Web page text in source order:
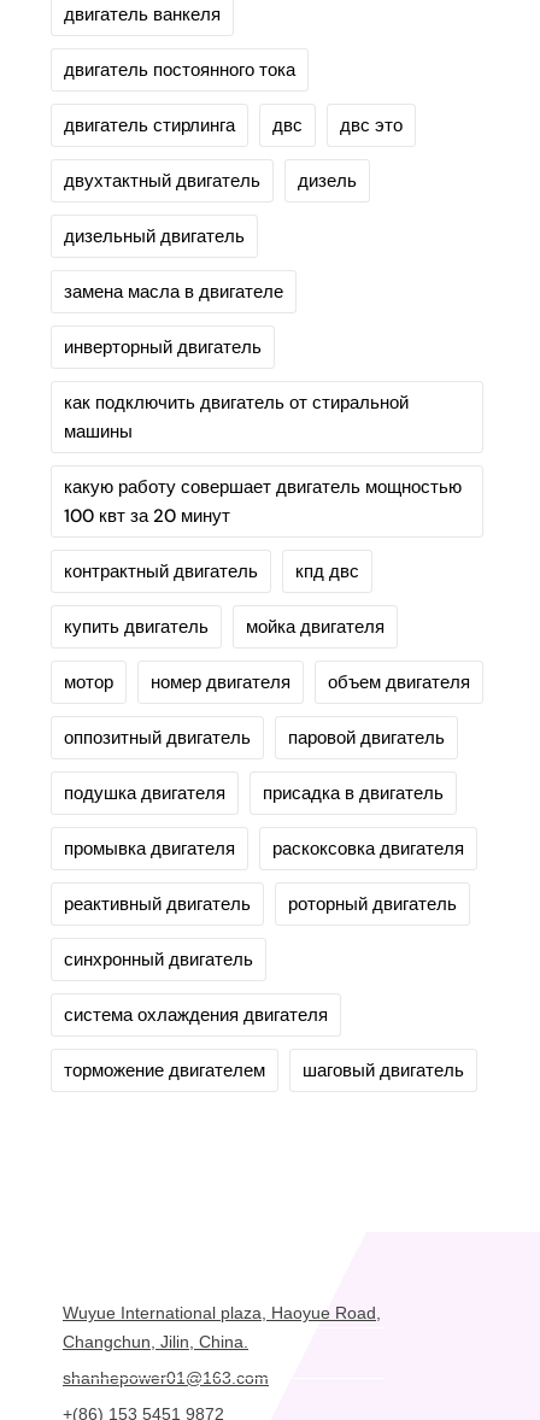
двигатель ванкеля
двигатель постоянного тока
двигатель стирлинга двс двс это
двухтактный двигатель дизель
дизельный двигатель
замена масла в двигателе
инверторный двигатель
как подключить двигатель от стиральной
машины
какую работу совершает двигатель мощностью
100 квт за 20 минут
контрактный двигатель кпд двс
купить двигатель мойка двигателя
мотор номер двигателя объем двигателя
оппозитный двигатель паровой двигатель
подушка двигателя присадка в двигатель
промывка двигателя раскоксовка двигателя
реактивный двигатель роторный двигатель
синхронный двигатель
система охлаждения двигателя
торможение двигателем шаговый двигатель
Wuyue International plaza, Haoyue Road,
Changchun, Jilin, China.
shanhepower01@163.com
+(86) 153 5451 9872